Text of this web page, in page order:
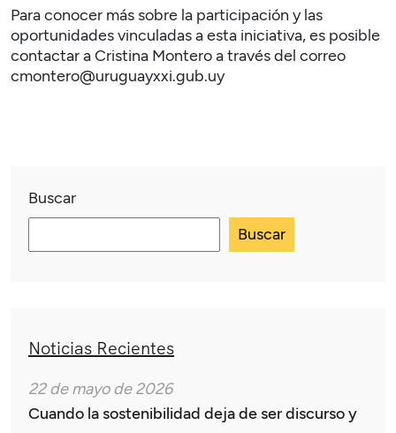
Para conocer más sobre la participación y las
oportunidades vinculadas a esta iniciativa, es posible
contactar aCristina Monteroa través del correo
cmontero@uruguayxxi.gub.uy
Buscar
Buscar
Noticias Recientes
22 de mayo de 2026
Cuando la sostenibilidad deja de ser discurso y